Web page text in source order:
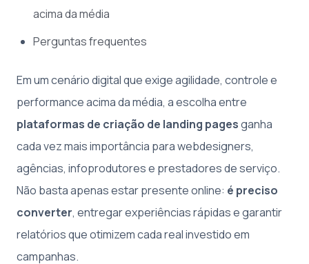
acima da média
Perguntas frequentes
Em um cenário digital que exige agilidade, controle e
performance acima da média, a escolha entre
plataformas de criação de landing pagesganha
cada vez mais importância para webdesigners,
agências, infoprodutores e prestadores de serviço.
Não basta apenas estar presente online: é preciso
converter, entregar experiências rápidas e garantir
relatórios que otimizem cada real investido em
campanhas.